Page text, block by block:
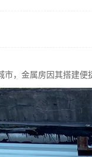
市，金属房因其搭建